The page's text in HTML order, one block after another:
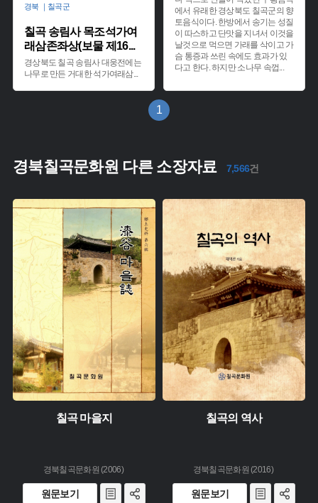
경북 ｜칠곡군
칠곡 송림사 목조석가여
래삼존좌상(보물 제16...
경상북도 칠곡 송림사 대웅전에는
나무로 만든 거대한 석가여래삼...
에서 유래한 경상북도 칠곡군의 향
토음식이다. 한방에서 송기는 성질
이 따스하고 단맛을 지녀서 이것을
날것으로 먹으면 가래를 삭이고 가
슴 통증과 쓰린 속에도 효과가 있
다고 한다. 하지만 소나무 속껍...
1
경북칠곡문화원 다른 소장자료 7,566건
유형 :
생산 :
소장 :
칠곡 마을지
경북칠곡문화원 (2006)
원문보기
생산 :
소장 :
칠곡의 역사
경북칠곡문화원 (2016)
원문보기